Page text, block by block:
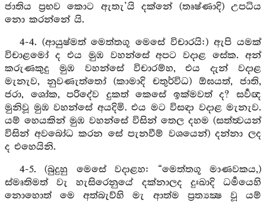
ජාතිය ප්‍රභව කොට ඇතැ’යි දක්නේ (තෘෂ්ණාදි) උපධිය
නො කරන්නේ යි.
4-4. (ආයුෂ්මත් මෙත්තගූ මෙසේ විචාරයි:) ඇපි යමක්
විචාළමෝ ද එය මුඹ වහන්සේ අපට වදාළ සේක. අන්
කරුණකුදු මුඹ වහන්සේ විචාරම්හ, එය දැන් වදාළ
මැනැව, නුවණැත්තෝ (කාමාදි චතුර්විධ) ඕඝයත්, ජාති,
ජරා, ශෝක, පරිදේව දුකත් කෙසේ ඉක්මවත් ද? සර්‍වඥ
මුනිවූ මුඹ වහන්සේ අයදිමි. එය මට විසඳා වදාළ මැනැව.
යම් හෙයකින් මුඹ වහන්සේ විසින් තෙල දහම (සත්ත්‍වයන්
විසින් අවබෝධ කරන සේ පැනවීම් වශයෙන්) දන්නා ලද
ද එහෙයිනි.
4-5. (බුදුහු මෙසේ වදාළහ: “මෙත්තගූ මාණවකය,)
ස්මෘතිමත් වැ හැසිරෙනුයේ දක්නාලද දුඃඛාදි ධර්‍මයෙහි
නොහොත් මෙ අත්බැව්හි මැ ආත්ම ප්‍රත්‍යක්‍ෂ වූ යම්